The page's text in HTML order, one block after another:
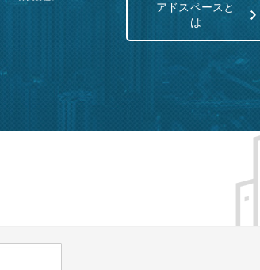
アドスペースと
は